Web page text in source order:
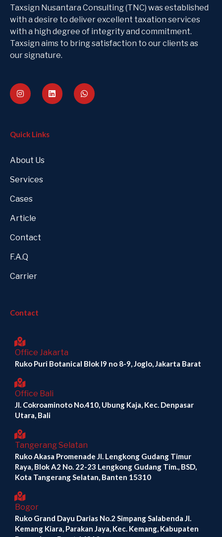
Taxsign Nusantara Consulting (TNC) was established
with a desire to deliver excellent taxation services
with a high degree of integrity and commitment.
Taxsign aims to bring satisfaction to our clients as
our signature.
Quick Links
About Us
Services
Cases
Article
Contact
F.A.Q
Carrier
Contact
Office Jakarta
Ruko Puri Botanical Blok I9 no 8-9, Joglo, Jakarta Barat
Office Bali
Jl. Cokroaminoto No.410, Ubung Kaja, Kec. Denpasar
Utara, Bali
Tangerang Selatan
Ruko Akasa Promenade Jl. Lengkong Gudang Timur
Raya, Blok A2 No. 22-23 Lengkong Gudang Tim., BSD,
Kota Tangerang Selatan, Banten 15310
Bogor
Ruko Grand Dayu Darias No.2 Simpang Salabenda Jl.
Kemang Kiara, Parakan Jaya, Kec. Kemang, Kabupaten